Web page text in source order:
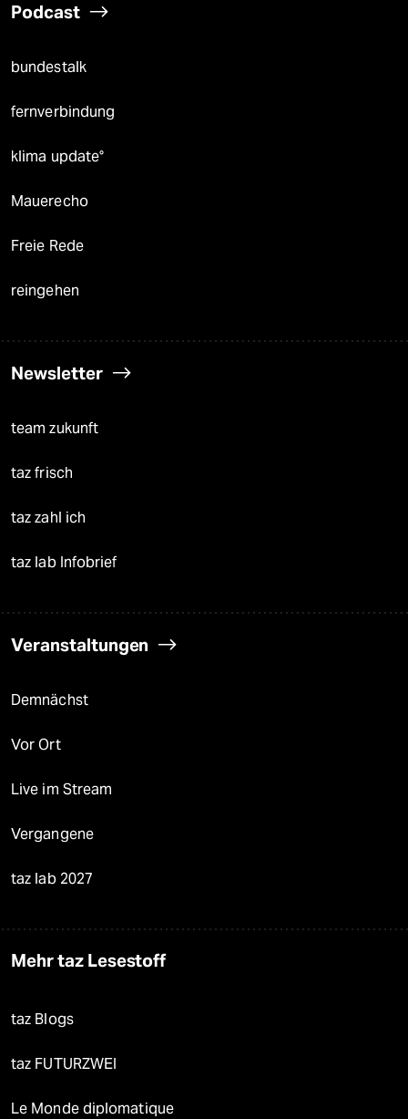
Podcast
bundestalk
fernverbindung
klima update°
Mauerecho
Freie Rede
reingehen
Newsletter
team zukunft
taz frisch
taz zahl ich
taz lab Infobrief
Veranstaltungen
Demnächst
Vor Ort
Live im Stream
Vergangene
taz lab 2027
Mehr taz Lesestoff
taz Blogs
taz FUTURZWEI
Le Monde diplomatique